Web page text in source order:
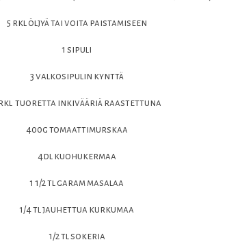
5 rkl öljyä tai voita paistamiseen
1 sipuli
3 valkosipulin kynttä
rkl tuoretta inkivääriä raastettuna
400g tomaattimurskaa
4dl kuohukermaa
1 1/2 tl garam masalaa
1/4 tl jauhettua kurkumaa
1/2 tl sokeria